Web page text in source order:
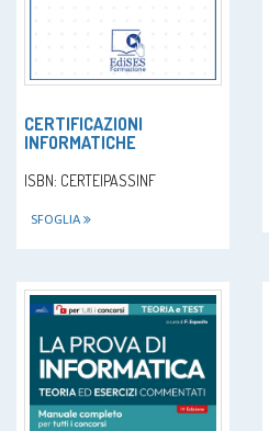
CERTIFICAZIONI
INFORMATICHE
ISBN: CERTEIPASSINF
SFOGLIA